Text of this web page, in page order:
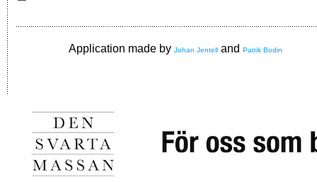
Application made by Johan Jentell and Patrik Bodin